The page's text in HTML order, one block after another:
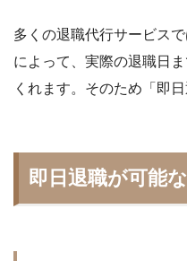
多くの退職代行サービス
によって、実際の退職日
くれます。そのため「即
即日退職が可能